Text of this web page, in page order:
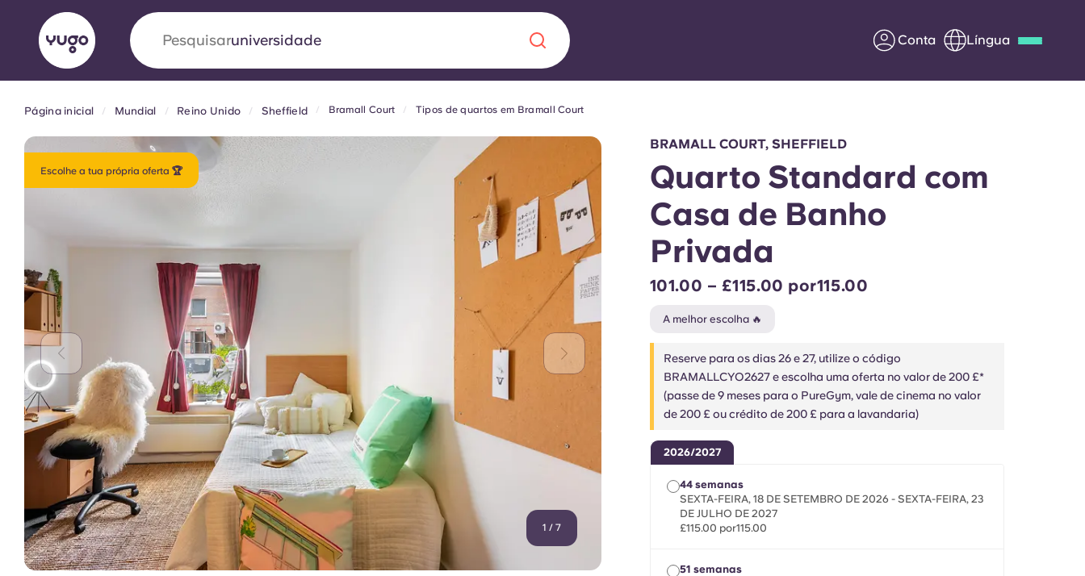
Pesquisaralojamento Conta Língua
SobreLocalizaçõesMais
Yugo VCARB: Impulsionando uma nova
era no alojamento estudantil
A parceria pioneira Yugocom a VCARB estimula a inovação, a
ambição e momentos inesquecíveis para os alunos.
Sobre nós
Perguntas frequentes
Informação para os pais
English (GB) English (US)
Página inicial Mundial Reino Unido Sheffield Bramall Court Tipos de quartos em Bramall Court
Escolhe a tua própria oferta 🏆
1 / 7
BRAMALL COURT, SHEFFIELD
Quarto Standard com
Casa de Banho
Privada
101.00 – £115.00 por115.00
A melhor escolha 🔥
Reserve para os dias 26 e 27, utilize o código
BRAMALLCYO2627 e escolha uma oferta no valor de 200 £*
(passe de 9 meses para o PureGym, vale de cinema no valor
de 200 £ ou crédito de 200 £ para a lavandaria)
2026/2027
44 semanas
SEXTA-FEIRA, 18 DE SETEMBRO DE 2026 - SEXTA-FEIRA, 23
DE JULHO DE 2027
£115.00 por115.00
51 semanas